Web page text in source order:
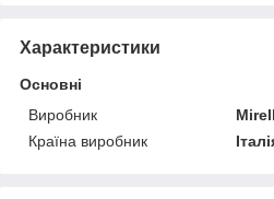
Характеристики
Основні
Виробник
Країна виробник